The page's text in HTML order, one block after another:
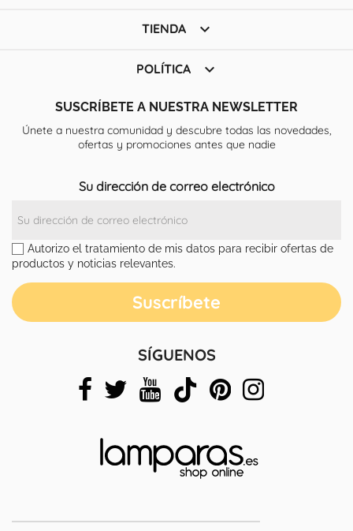
TIENDA 
POLÍTICA 
SUSCRÍBETE A NUESTRA NEWSLETTER
Únete a nuestra comunidad y descubre todas las novedades,
ofertas y promociones antes que nadie
Su dirección de correo electrónico
Autorizo el tratamiento de mis datos para recibir ofertas de
productos y noticias relevantes.
SÍGUENOS